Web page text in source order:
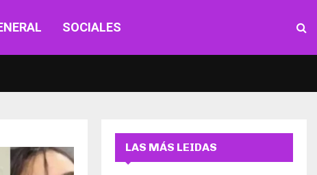
SOCIALES
LAS MÁS LEIDAS